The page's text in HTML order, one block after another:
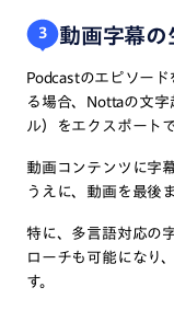
3 動画字幕の
Podcastのエピソー
る場合、Nottaの文字
ル）をエクスポートで
動画コンテンツに字
うえに、動画を最後
特に、多言語対応の
ローチも可能になり
す。